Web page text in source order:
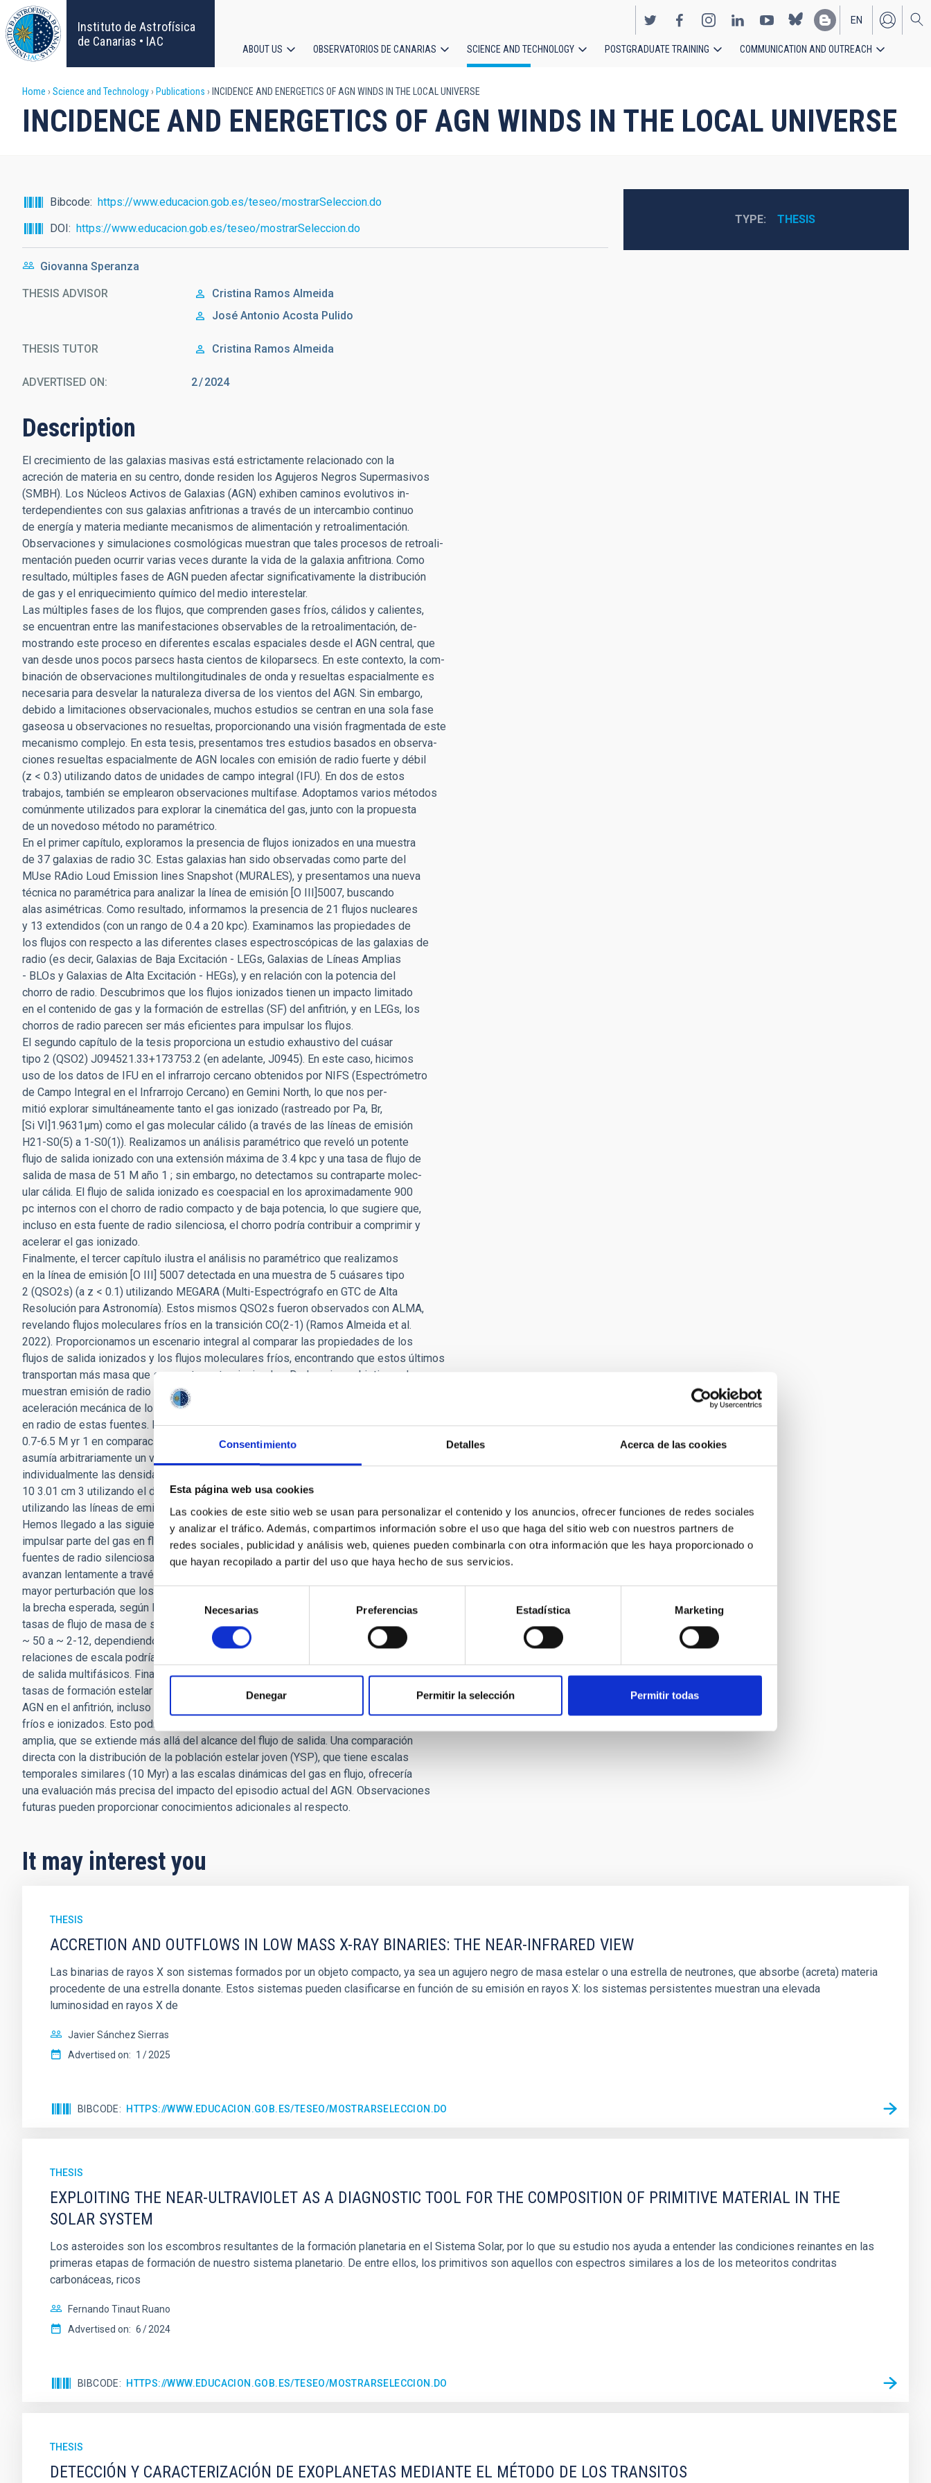
Consentimiento Detalles Acerca de las cookies
Esta página web usa cookies
Las cookies de este sitio web se usan para personalizar el contenido y los anuncios, ofrecer funciones de redes sociales
y analizar el tráfico. Además, compartimos información sobre el uso que haga del sitio web con nuestros partners de
redes sociales, publicidad y análisis web, quienes pueden combinarla con otra información que les haya proporcionado o
que hayan recopilado a partir del uso que haya hecho de sus servicios.
de
consentimiento
Necesarias Preferencias Estadística Marketing
Denegar Permitir la selección Permitir todas
Skip
to
main
content
Instituto de Astrofísica
de Canarias • IAC
EN
ES
navigation
ABOUT US OBSERVATORIOS DE CANARIAS SCIENCE AND TECHNOLOGY POSTGRADUATE TRAINING COMMUNICATION AND OUTREACH
Breadcrumb
Home Science and Technology Publications INCIDENCE AND ENERGETICS OF AGN WINDS IN THE LOCAL UNIVERSE
INCIDENCE AND ENERGETICS OF AGN WINDS IN THE LOCAL UNIVERSE
Bibcode
https://www.educacion.gob.es/teseo/mostrarSeleccion.do
DOI
https://www.educacion.gob.es/teseo/mostrarSeleccion.do
Giovanna Speranza
THESIS ADVISOR Cristina Ramos Almeida
José Antonio Acosta Pulido
THESIS TUTOR Cristina Ramos Almeida
ADVERTISED ON: 2 2024
Description
El crecimiento de las galaxias masivas está estrictamente relacionado con la
acreción de materia en su centro, donde residen los Agujeros Negros Supermasivos
(SMBH). Los Núcleos Activos de Galaxias (AGN) exhiben caminos evolutivos in-
terdependientes con sus galaxias anfitrionas a través de un intercambio continuo
de energía y materia mediante mecanismos de alimentación y retroalimentación.
Observaciones y simulaciones cosmológicas muestran que tales procesos de retroali-
mentación pueden ocurrir varias veces durante la vida de la galaxia anfitriona. Como
resultado, múltiples fases de AGN pueden afectar significativamente la distribución
de gas y el enriquecimiento químico del medio interestelar.
Las múltiples fases de los flujos, que comprenden gases fríos, cálidos y calientes,
se encuentran entre las manifestaciones observables de la retroalimentación, de-
mostrando este proceso en diferentes escalas espaciales desde el AGN central, que
van desde unos pocos parsecs hasta cientos de kiloparsecs. En este contexto, la com-
binación de observaciones multilongitudinales de onda y resueltas espacialmente es
necesaria para desvelar la naturaleza diversa de los vientos del AGN. Sin embargo,
debido a limitaciones observacionales, muchos estudios se centran en una sola fase
gaseosa u observaciones no resueltas, proporcionando una visión fragmentada de este
mecanismo complejo. En esta tesis, presentamos tres estudios basados en observa-
ciones resueltas espacialmente de AGN locales con emisión de radio fuerte y débil
(z < 0.3) utilizando datos de unidades de campo integral (IFU). En dos de estos
trabajos, también se emplearon observaciones multifase. Adoptamos varios métodos
comúnmente utilizados para explorar la cinemática del gas, junto con la propuesta
de un novedoso método no paramétrico.
En el primer capítulo, exploramos la presencia de flujos ionizados en una muestra
de 37 galaxias de radio 3C. Estas galaxias han sido observadas como parte del
MUse RAdio Loud Emission lines Snapshot (MURALES), y presentamos una nueva
técnica no paramétrica para analizar la línea de emisión [O III]5007, buscando
alas asimétricas. Como resultado, informamos la presencia de 21 flujos nucleares
y 13 extendidos (con un rango de 0.4 a 20 kpc). Examinamos las propiedades de
los flujos con respecto a las diferentes clases espectroscópicas de las galaxias de
radio (es decir, Galaxias de Baja Excitación - LEGs, Galaxias de Líneas Amplias
- BLOs y Galaxias de Alta Excitación - HEGs), y en relación con la potencia del
chorro de radio. Descubrimos que los flujos ionizados tienen un impacto limitado
en el contenido de gas y la formación de estrellas (SF) del anfitrión, y en LEGs, los
chorros de radio parecen ser más eficientes para impulsar los flujos.
El segundo capítulo de la tesis proporciona un estudio exhaustivo del cuásar
tipo 2 (QSO2) J094521.33+173753.2 (en adelante, J0945). En este caso, hicimos
uso de los datos de IFU en el infrarrojo cercano obtenidos por NIFS (Espectrómetro
de Campo Integral en el Infrarrojo Cercano) en Gemini North, lo que nos per-
mitió explorar simultáneamente tanto el gas ionizado (rastreado por Pa, Br,
[Si VI]1.9631µm) como el gas molecular cálido (a través de las líneas de emisión
H21-S0(5) a 1-S0(1)). Realizamos un análisis paramétrico que reveló un potente
flujo de salida ionizado con una extensión máxima de 3.4 kpc y una tasa de flujo de
salida de masa de 51 M año 1 ; sin embargo, no detectamos su contraparte molec-
ular cálida. El flujo de salida ionizado es coespacial en los aproximadamente 900
pc internos con el chorro de radio compacto y de baja potencia, lo que sugiere que,
incluso en esta fuente de radio silenciosa, el chorro podría contribuir a comprimir y
acelerar el gas ionizado.
Finalmente, el tercer capítulo ilustra el análisis no paramétrico que realizamos
en la línea de emisión [O III] 5007 detectada en una muestra de 5 cuásares tipo
2 (QSO2s) (a z < 0.1) utilizando MEGARA (Multi-Espectrógrafo en GTC de Alta
Resolución para Astronomía). Estos mismos QSO2s fueron observados con ALMA,
revelando flujos moleculares fríos en la transición CO(2-1) (Ramos Almeida et al.
2022). Proporcionamos un escenario integral al comparar las propiedades de los
flujos de salida ionizados y los flujos moleculares fríos, encontrando que estos últimos
transportan más masa que sus contrapartes ionizadas. De los cinco objetivos, dos
muestran emisión de radio extendida coespacial con el flujo ionizado, sugiriendo una
aceleración mecánica de los flujos por el chorro, a pesar de la naturaleza silenciosa
en radio de estas fuentes. Medimos tasas modestas de flujo de salida de masa de
0.7-6.5 M yr 1 en comparación con estudios previos de fuentes similares donde se
asumía arbitrariamente un valor de densidad uniforme. En nuestro trabajo, medimos
individualmente las densidades electrónicas de salida que varían entre 10 2.51 n e
10 3.01 cm 3 utilizando el doblete [S II]6716, 6731, y 10 3.21 n e 10 3.99 cm 3 )
utilizando las líneas de emisión transauroral.
Hemos llegado a las siguientes conclusiones generales: los chorros de radio pueden
impulsar parte del gas en flujo no solo en galaxias radio-poderosas, sino también en
fuentes de radio silenciosas a través de chorros de baja potencia. Estos chorros
avanzan lentamente a través del medio interestelar (ISM) y pueden generar una
mayor perturbación que los chorros de radio colimados y potentes. Sostenemos que
la brecha esperada, según la famosa relación de escala de Fiore et al. 2017, entre las
tasas de flujo de masa de salida molecular fría e ionizada disminuye de un factor de
~ 50 a ~ 2-12, dependiendo de la prescripción de densidad. Esto sugiere que las
relaciones de escala podrían ser reajustadas mediante mediciones precisas de flujos
de salida multifásicos. Finalmente, al comparar las tasas de flujo de masa con las
tasas de formación estelar (SFR), no observamos ningún impacto significativo del
AGN en el anfitrión, incluso al considerar el presupuesto total de los flujos de salida
fríos e ionizados. Esto podría deberse a que las SFR se calculan sobre una región más
amplia, que se extiende más allá del alcance del flujo de salida. Una comparación
directa con la distribución de la población estelar joven (YSP), que tiene escalas
temporales similares (10 Myr) a las escalas dinámicas del gas en flujo, ofrecería
una evaluación más precisa del impacto del episodio actual del AGN. Observaciones
futuras pueden proporcionar conocimientos adicionales al respecto.
TYPE THESIS
It may interest you
THESIS
ACCRETION AND OUTFLOWS IN LOW MASS X-RAY BINARIES: THE NEAR-INFRARED VIEW
Las binarias de rayos X son sistemas formados por un objeto compacto, ya sea un agujero negro de masa estelar o una estrella de neutrones, que absorbe (acreta) materia
procedente de una estrella donante. Estos sistemas pueden clasificarse en función de su emisión en rayos X: los sistemas persistentes muestran una elevada
luminosidad en rayos X de
Javier Sánchez Sierras
Advertised on: 1 2025
BIBCODE HTTPS://WWW.EDUCACION.GOB.ES/TESEO/MOSTRARSELECCION.DO
THESIS
EXPLOITING THE NEAR-ULTRAVIOLET AS A DIAGNOSTIC TOOL FOR THE COMPOSITION OF PRIMITIVE MATERIAL IN THE
SOLAR SYSTEM
Los asteroides son los escombros resultantes de la formación planetaria en el Sistema Solar, por lo que su estudio nos ayuda a entender las condiciones reinantes en las
primeras etapas de formación de nuestro sistema planetario. De entre ellos, los primitivos son aquellos con espectros similares a los de los meteoritos condritas
carbonáceas, ricos
Fernando Tinaut Ruano
Advertised on: 6 2024
BIBCODE HTTPS://WWW.EDUCACION.GOB.ES/TESEO/MOSTRARSELECCION.DO
THESIS
DETECCIÓN Y CARACTERIZACIÓN DE EXOPLANETAS MEDIANTE EL MÉTODO DE LOS TRANSITOS